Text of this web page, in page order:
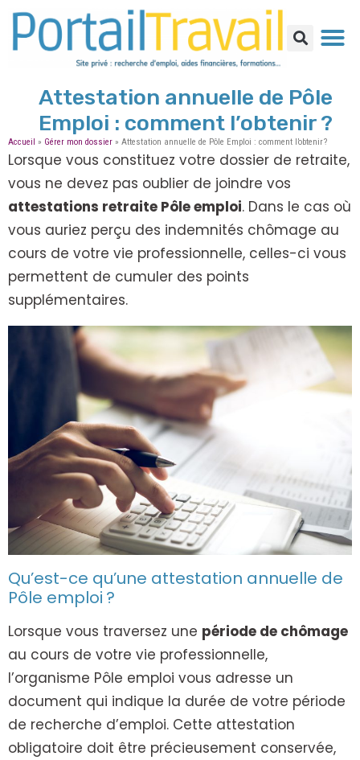
Attestation annuelle de Pôle
Emploi : comment l’obtenir ?
Accueil » Gérer mon dossier » Attestation annuelle de Pôle Emploi : comment l’obtenir ?
Lorsque vous constituez votre dossier de retraite,
vous ne devez pas oublier de joindre vos
attestations retraite Pôle emploi. Dans le cas où
vous auriez perçu des indemnités chômage au
cours de votre vie professionnelle, celles-ci vous
permettent de cumuler des points
supplémentaires.
Qu’est-ce qu’une attestation annuelle de
Pôle emploi ?
Lorsque vous traversez une période de chômage
au cours de votre vie professionnelle,
l’organisme Pôle emploi vous adresse un
document qui indique la durée de votre période
de recherche d’emploi. Cette attestation
obligatoire doit être précieusement conservée,